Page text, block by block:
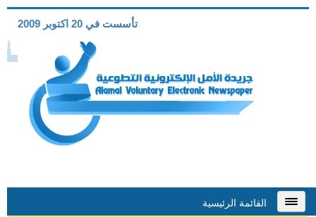
تأسست في 20 اكتوبر 2009
القائمة الرئيسية